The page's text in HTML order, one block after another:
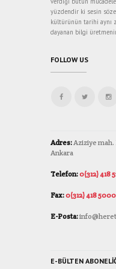
yüzdendir ki sesin
kültürünün tarihi aynı
dayanan bilgi
FOLLOW US
Adres: Aziziye mah.
Ankara
Telefon:0(312) 418
Fax:0(312) 418 5000
E-Posta:
E-BÜLTEN